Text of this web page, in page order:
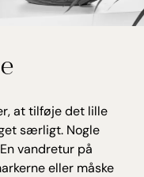
at tilføje det lille
særligt. Nogle
vandretur på
eller måske